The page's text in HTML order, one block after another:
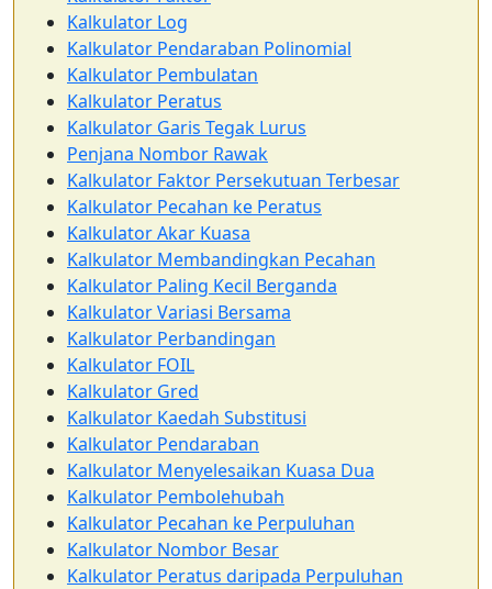
Kalkulator Log
Kalkulator Pendaraban Polinomial
Kalkulator Pembulatan
Kalkulator Peratus
Kalkulator Garis Tegak Lurus
Penjana Nombor Rawak
Kalkulator Faktor Persekutuan Terbesar
Kalkulator Pecahan ke Peratus
Kalkulator Akar Kuasa
Kalkulator Membandingkan Pecahan
Kalkulator Paling Kecil Berganda
Kalkulator Variasi Bersama
Kalkulator Perbandingan
Kalkulator FOIL
Kalkulator Gred
Kalkulator Kaedah Substitusi
Kalkulator Pendaraban
Kalkulator Menyelesaikan Kuasa Dua
Kalkulator Pembolehubah
Kalkulator Pecahan ke Perpuluhan
Kalkulator Nombor Besar
Kalkulator Peratus daripada Perpuluhan